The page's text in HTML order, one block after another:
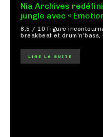
Nia Archives
jungle avec «
8,5 / 10 Figure incontournable du renouveau de la scène
breakbeat et drum'n'bass,
LIRE LA SUITE